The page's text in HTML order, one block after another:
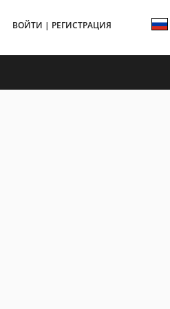
ВОЙТИ | РЕГИСТРАЦИЯ